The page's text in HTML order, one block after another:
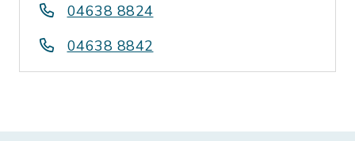
04638 8824
04638 8842